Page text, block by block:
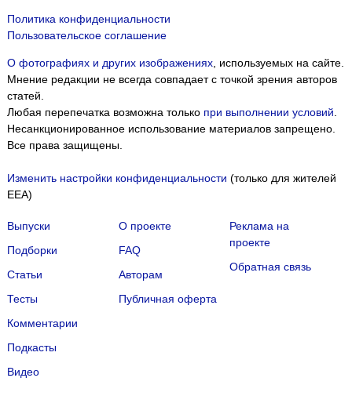
Политика конфиденциальности
Пользовательское соглашение
О фотографиях и других изображениях, используемых на сайте.
Мнение редакции не всегда совпадает с точкой зрения авторов
статей.
Любая перепечатка возможна только при выполнении условий
Несанкционированное использование материалов запрещено.
Все права защищены.
Изменить настройки конфиденциальности (только для жителей
EEA)
Выпуски
Подборки
Статьи
Тесты
Комментарии
Подкасты
Видео
О проекте
FAQ
Авторам
Публичная оферта
Реклама на
проекте
Обратная связь